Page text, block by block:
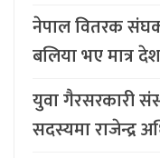
नेपाल वितरक
बलिया भए मात्र
युवा गैरसरकारी
सदस्यमा राजेन्द्र